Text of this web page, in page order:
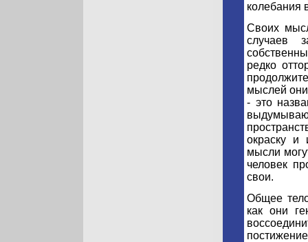
колебания
Своих
случаев
редко
мыслей
- это
окраску и
мысли
человек
свои.
Общее
как они